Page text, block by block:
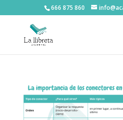
666 875 860